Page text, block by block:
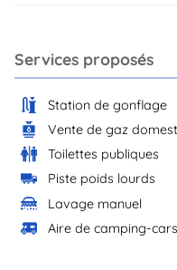
Services proposés
Station de gonflage
Vente de gaz
Toilettes publiques
Piste poids lourds
Lavage manuel
Aire de camping-cars